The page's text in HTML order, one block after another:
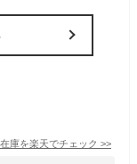
庫を楽天でチェック >>